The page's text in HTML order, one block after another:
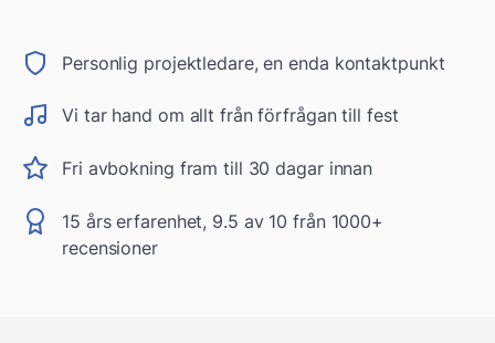
Personlig projektledare, en enda kontaktpunkt
Vi tar hand om allt från förfrågan till fest
Fri avbokning fram till 30 dagar innan
15 års erfarenhet, 9.5 av 10 från 1000+
recensioner